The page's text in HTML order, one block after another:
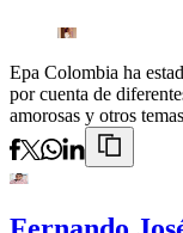
Epa Colombia ha
por cuenta de
amorosas y otros